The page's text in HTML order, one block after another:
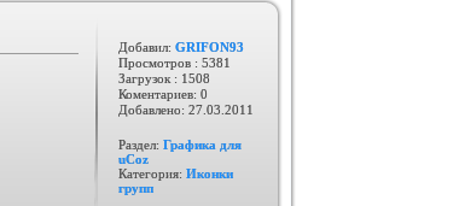
Добавил: GRIFON93
Просмотров : 5381
Загрузок : 1508
Коментариев: 0
Добавлено: 27.03.2011
Раздел: Графика для
uCoz
Категория: Иконки
групп